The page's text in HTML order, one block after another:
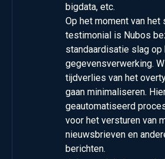
bigdata, etc.
Op het moment van het
testimonial is Nubos
standaardisatie slag op
gegevensverwerking.
tijdverlies van het
gaan minimaliseren.
geautomatiseerd
voor het versturen van
nieuwsbrieven en
berichten.